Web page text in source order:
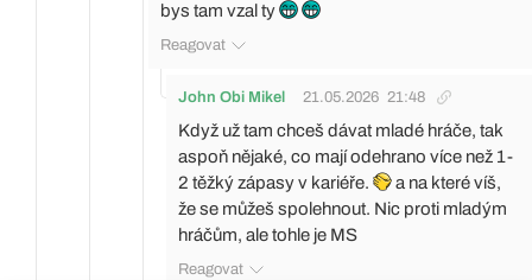
bys tam vzal ty
Reagovat
John Obi Mikel 21.05.2026 21:48
Když už tam chceš dávat mladé hráče, tak
aspoň nějaké, co mají odehrano více než 1-
2 těžký zápasy v kariéře.
a na které víš,
že se můžeš spolehnout. Nic proti mladým
hráčům, ale tohle je MS
Reagovat